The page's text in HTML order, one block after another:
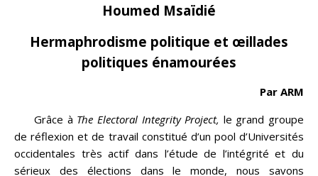
Houmed Msaïdié
Hermaphrodisme politique et œillades
politiques énamourées
Par ARM
Grâce à The Electoral Integrity Project, le grand groupe
de réflexion et de travail constitué d’un pool d’Universités
occidentales très actif dans l’étude de l’intégrité et du
sérieux des élections dans le monde, nous savons